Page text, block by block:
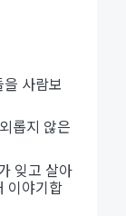
사람보
롭지 않은
잊고 살아
이야기합